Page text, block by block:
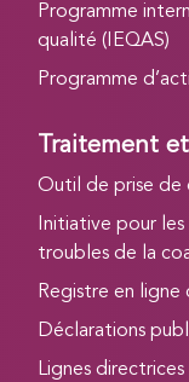
Programme
qualité (IEQAS)
Programme
Traitement
Outil de prise de
Initiative pour
troubles de la
Registre en ligne
Déclarations
Lignes